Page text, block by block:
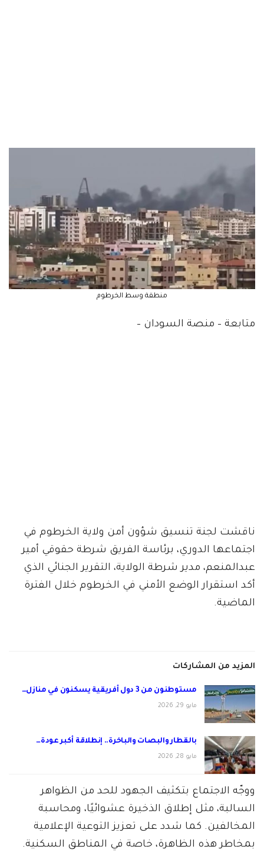
منطقة وسط الخرطوم
متابعة – منصة السودان –
ناقشت لجنة تنسيق شؤون أمن ولاية الخرطوم في
اجتماعها الدوري، برئاسة الفريق شرطة حقوقي أمير
عبدالمنعم، مدير شرطة الولاية، التقرير الجنائي الذي
أكد استقرار الوضع الأمني في الخرطوم خلال الفترة
الماضية.
المزيد من المشاركات
مستوطنون من 3 دول أفريقية يسكنون في منازل…
مايو 29, 2026
بالقطار والبصات والباخرة.. إنطلاقة أكبر عودة…
مايو 28, 2026
ووجّه الاجتماع بتكثيف الجهود للحد من الظواهر
السالبة، مثل إطلاق الذخيرة عشوائيًا، ومحاسبة
المخالفين. كما شدد على تعزيز التوعية الإعلامية
بمخاطر هذه الظاهرة، خاصة في المناطق السكنية.